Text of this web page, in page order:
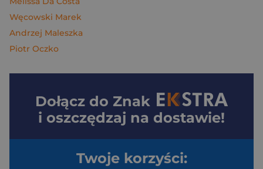
Węcowski Marek
Andrzej Maleszka
Piotr Oczko
Dołącz do Znak
i oszczędzaj na dostawie!
Twoje korzyści: